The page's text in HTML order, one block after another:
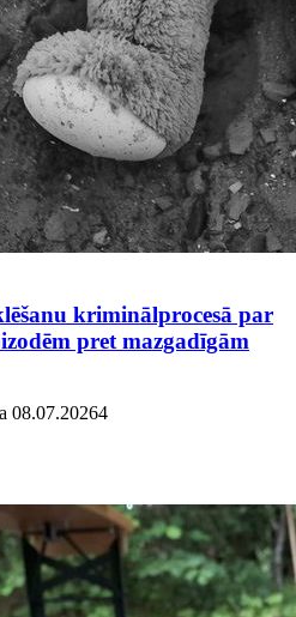
kriminālprocesā par
pret mazgadīgām
08.07.20264